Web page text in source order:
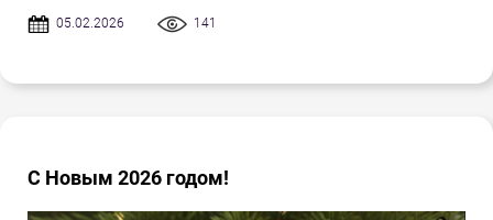
05.02.2026 141
С Новым 2026 годом!